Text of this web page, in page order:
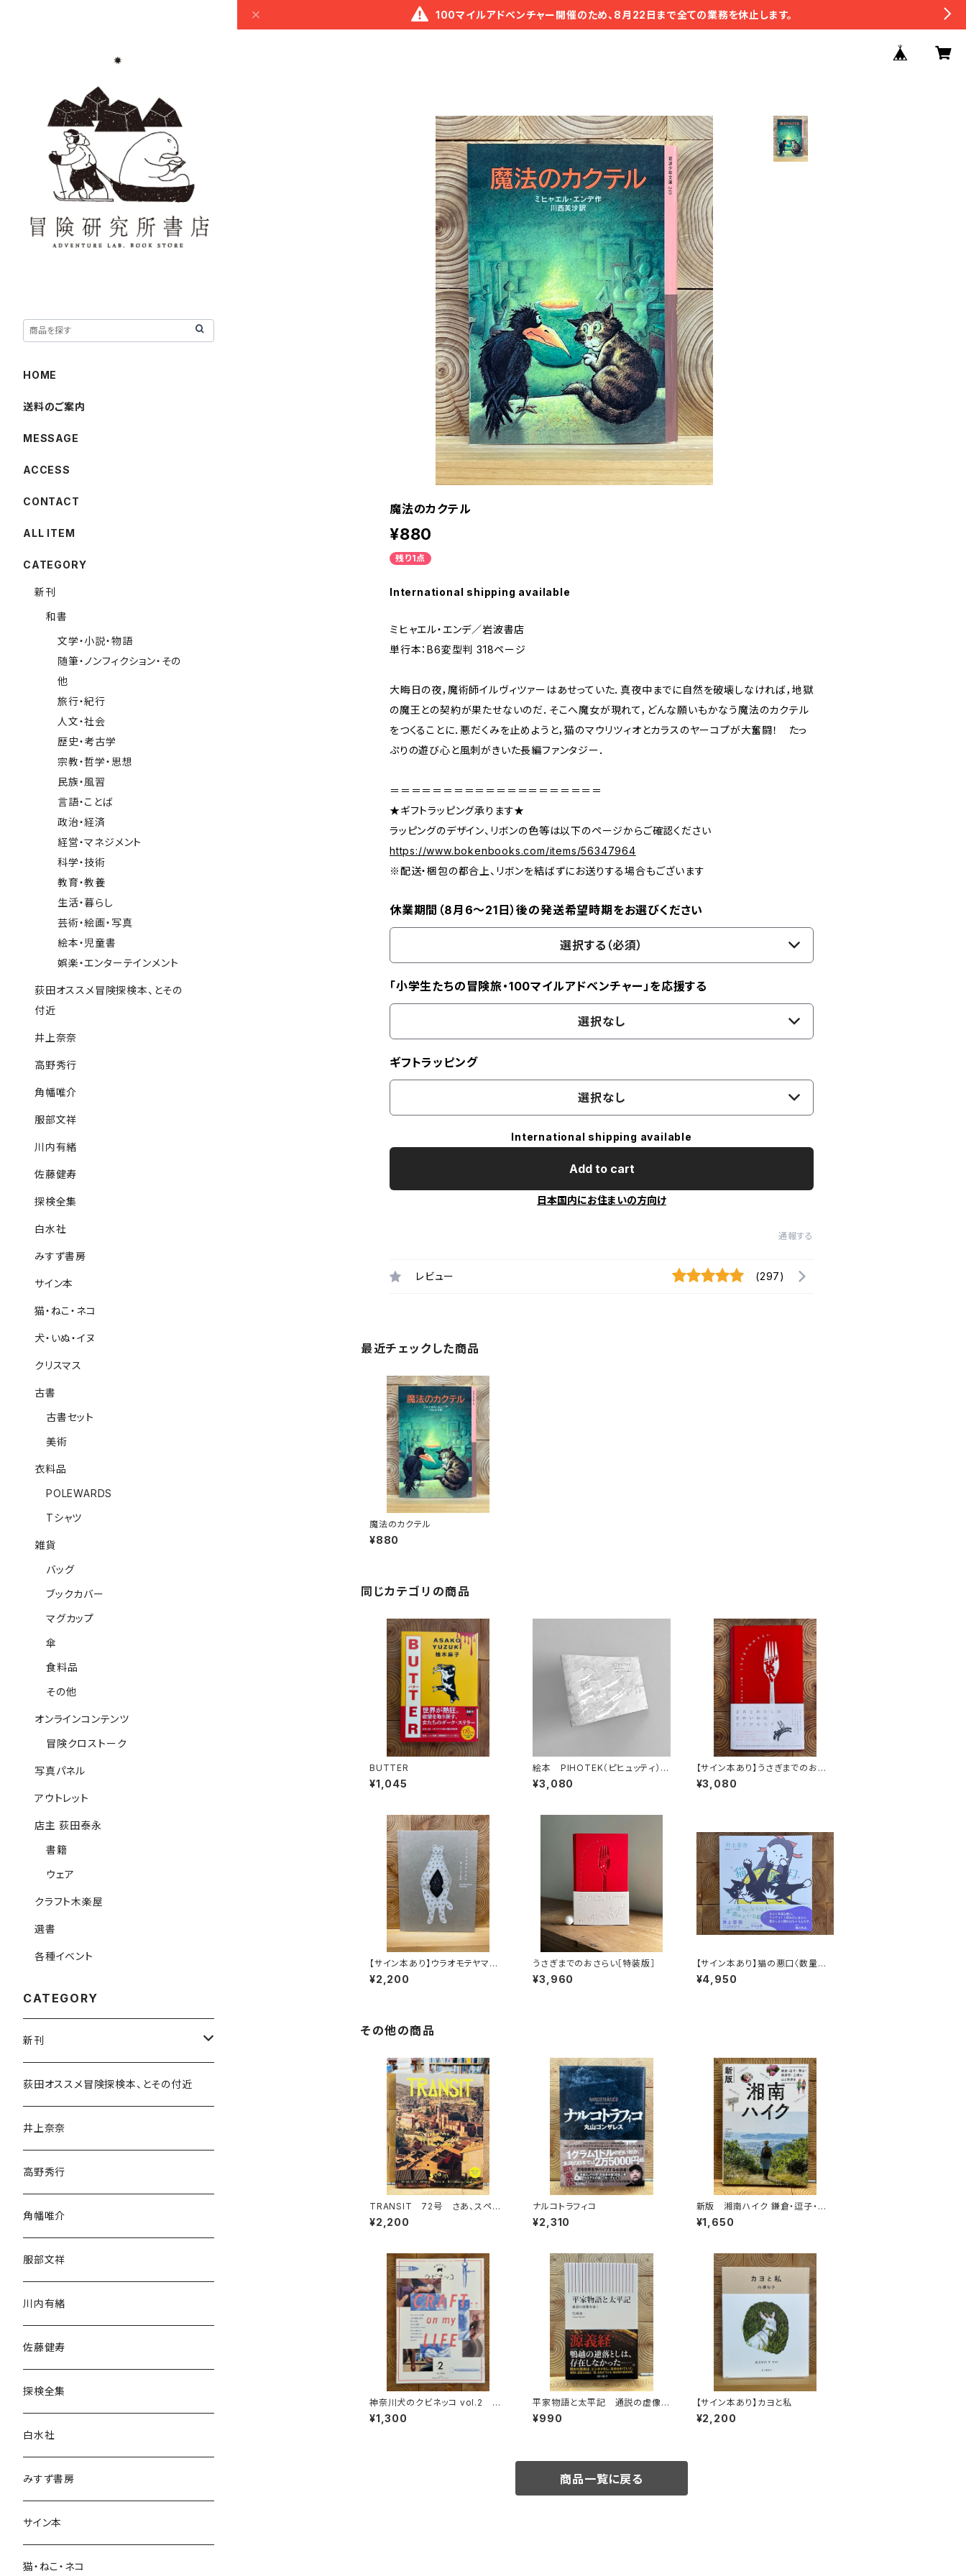
100マイルアドベンチャー開催のため、8月22日まで全ての業務を休止します。
魔法のカクテル
¥880
残り1点
International shipping available
ミヒャエル・エンデ／岩波書店
単行本：B6変型判 318ページ
大晦日の夜，魔術師イルヴィツァーはあせっていた．真夜中までに自然を破壊しなければ，地獄
の魔王との契約が果たせないのだ．そこへ魔女が現れて，どんな願いもかなう魔法のカクテル
をつくることに．悪だくみを止めようと，猫のマウリツィオとカラスのヤーコプが大奮闘！ たっ
ぷりの遊び心と風刺がきいた長編ファンタジー．
＝＝＝＝＝＝＝＝＝＝＝＝＝＝＝＝＝＝＝＝
★ギフトラッピング承ります★
ラッピングのデザイン、リボンの色等は以下のページからご確認ください
https://www.bokenbooks.com/items/56347964
※配送・梱包の都合上、リボンを結ばずにお送りする場合もございます
休業期間（8月6〜21日）後の発送希望時期をお選びください
選択する（必須）
「小学生たちの冒険旅・100マイルアドベンチャー」を応援する
選択なし
ギフトラッピング
選択なし
International shipping available
Add to cart
日本国内にお住まいの方向け
通報する
レビュー (297)
最近チェックした商品
魔法のカクテル
¥880
同じカテゴリの商品
BUTTER
¥1,045
絵本 PIHOTEK（ピヒュッティ）
北極を風と歩く
¥3,080
【サイン本あり】うさぎまでのおさ
らい［通常版］
¥3,080
【サイン本あり】ウラオモテヤマネ
コ
¥2,200
うさぎまでのおさらい［特装版］
¥3,960
【サイン本あり】猫の悪口〈数量限
定・オリジナルトート付き〉
¥4,950
その他の商品
TRANSIT 72号 さあ、スペイ
ンへ！ 太陽と海と土の国
¥2,200
ナルコトラフィコ
¥2,310
新版 湘南ハイク 鎌倉・逗子・葉
山・横須賀・三浦の山と海歩き
¥1,650
神奈川犬のクビネッコ vol.2 特
集：CRAFT on my LIFE
¥1,300
平家物語と太平記 通説の虚像を
暴く
¥990
【サイン本あり】カヨと私
¥2,200
商品一覧に戻る
HOME
送料のご案内
MESSAGE
ACCESS
CONTACT
ALL ITEM
CATEGORY
新刊
和書
文学・小説・物語
随筆・ノンフィクション・その
他
旅行・紀行
人文・社会
歴史・考古学
宗教・哲学・思想
民族・風習
言語・ことば
政治・経済
経営・マネジメント
科学・技術
教育・教養
生活・暮らし
芸術・絵画・写真
絵本・児童書
娯楽・エンターテインメント
荻田オススメ冒険探検本、とその
付近
井上奈奈
高野秀行
角幡唯介
服部文祥
川内有緒
佐藤健寿
探検全集
白水社
みすず書房
サイン本
猫・ねこ・ネコ
犬・いぬ・イヌ
クリスマス
古書
古書セット
美術
衣料品
POLEWARDS
Tシャツ
雑貨
バッグ
ブックカバー
マグカップ
傘
食料品
その他
オンラインコンテンツ
冒険クロストーク
写真パネル
アウトレット
店主 荻田泰永
書籍
ウェア
クラフト木楽屋
選書
各種イベント
CATEGORY
新刊
和書
文学・小説・物語
随筆・ノンフィクション・その他
民族・風習
言語・ことば
荻田オススメ冒険探検本、とその付近
井上奈奈
高野秀行
角幡唯介
服部文祥
川内有緒
佐藤健寿
探検全集
白水社
みすず書房
サイン本
猫・ねこ・ネコ